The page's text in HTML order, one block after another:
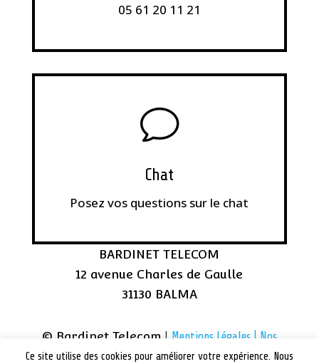
05 61 20 11 21
v
Chat
Posez vos questions sur le chat
BARDINET TELECOM
12 avenue Charles de Gaulle
31130 BALMA
© Bardinet Telecom | Mentions Légales | Nos
lieux d’interventions
Ce site utilise des cookies pour améliorer votre expérience. Nous